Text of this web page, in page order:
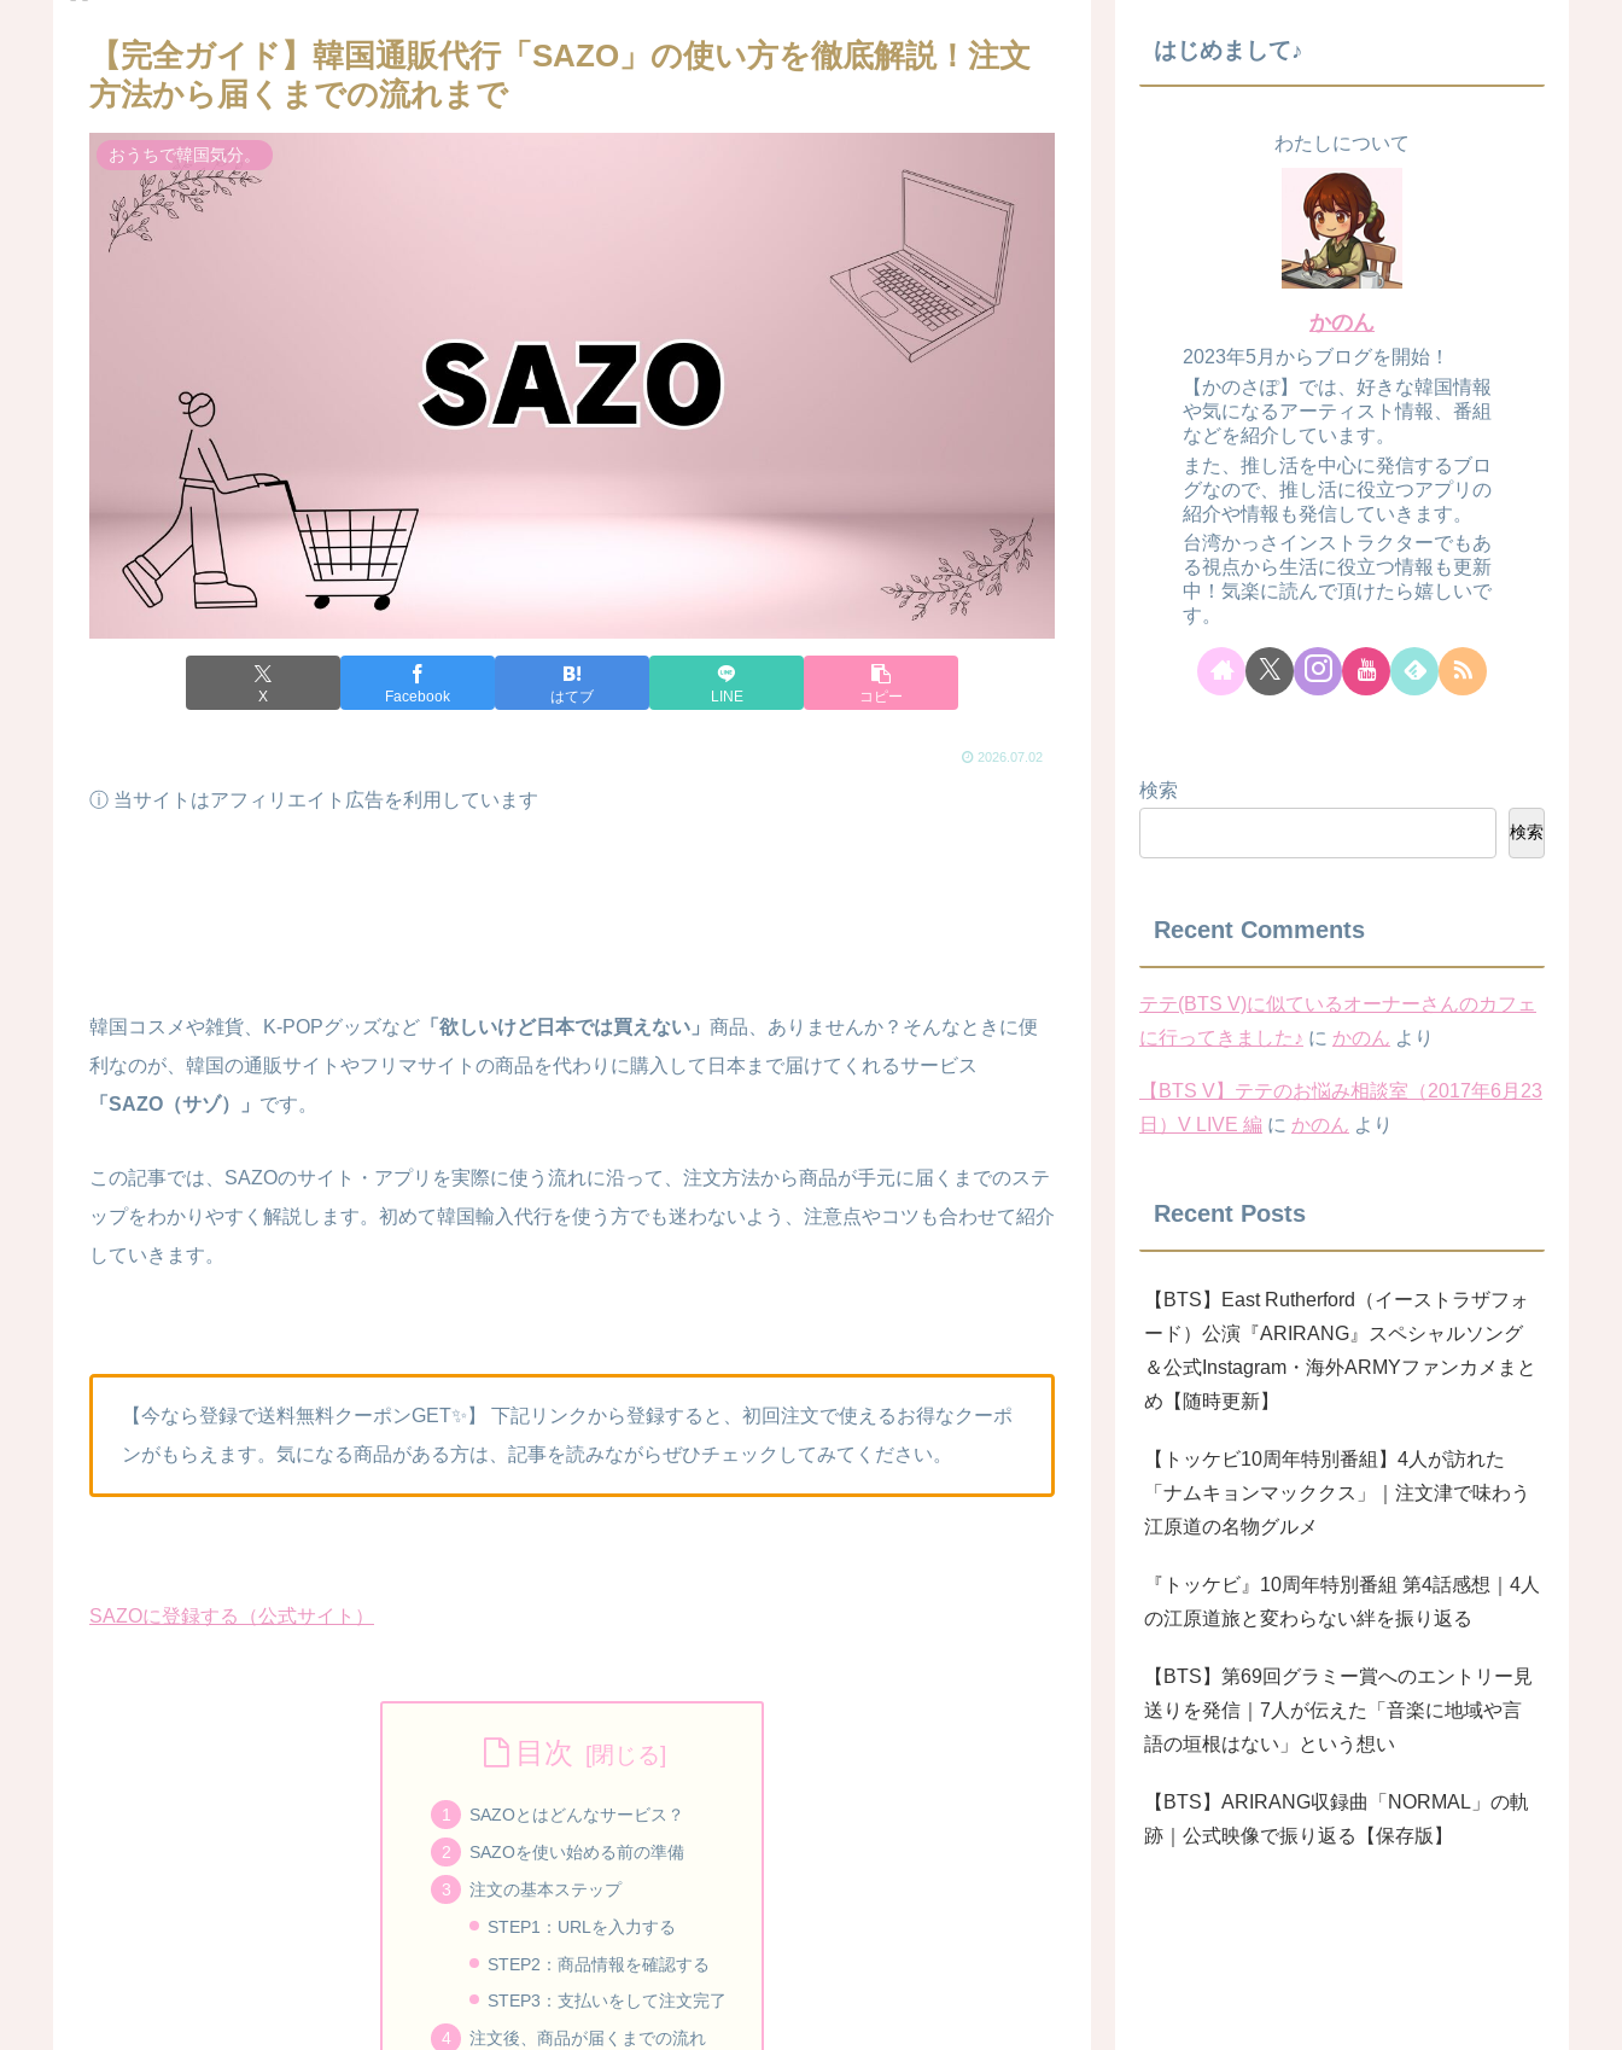
【完全ガイド】韓国通販代行「SAZO」の使い方を徹底解説！注文
方法から届くまでの流れまで
おうちで韓国気分。
X Facebook はてブ LINE コピー
2026.07.02
ⓘ 当サイトはアフィリエイト広告を利用しています
韓国コスメや雑貨、K-POPグッズなど 「欲しいけど日本では買えない」 商品、ありませんか？そんなときに便
利なのが、韓国の通販サイトやフリマサイトの商品を代わりに購入して日本まで届けてくれるサービス
「SAZO（サゾ）」 です。
この記事では、SAZOのサイト・アプリを実際に使う流れに沿って、注文方法から商品が手元に届くまでのステ
ップをわかりやすく解説します。初めて韓国輸入代行を使う方でも迷わないよう、注意点やコツも合わせて紹介
していきます。
【今なら登録で送料無料クーポンGET✨】 下記リンクから登録すると、初回注文で使えるお得なクーポ
ンがもらえます。気になる商品がある方は、記事を読みながらぜひチェックしてみてください。
SAZOに登録する（公式サイト）
目次
SAZOとはどんなサービス？
SAZOを使い始める前の準備
注文の基本ステップ
STEP1：URLを入力する
STEP2：商品情報を確認する
STEP3：支払いをして注文完了
注文後、商品が届くまでの流れ
はじめまして♪
わたしについて
かのん
2023年5月からブログを開始！
【かのさぽ】では、好きな韓国情報
や気になるアーティスト情報、番組
などを紹介しています。
また、推し活を中心に発信するブロ
グなので、推し活に役立つアプリの
紹介や情報も発信していきます。
台湾かっさインストラクターでもあ
る視点から生活に役立つ情報も更新
中！気楽に読んで頂けたら嬉しいで
す。
検索
検索
Recent Comments
テテ(BTS V)に似ているオーナーさんのカフェ
に行ってきました♪ に かのん より
【BTS V】テテのお悩み相談室（2017年6月23
日）V LIVE 編 に かのん より
Recent Posts
【BTS】East Rutherford（イーストラザフォ
ード）公演『ARIRANG』スペシャルソング
＆公式Instagram・海外ARMYファンカメまと
め【随時更新】
【トッケビ10周年特別番組】4人が訪れた
「ナムキョンマッククス」｜注文津で味わう
江原道の名物グルメ
『トッケビ』10周年特別番組 第4話感想｜4人
の江原道旅と変わらない絆を振り返る
【BTS】第69回グラミー賞へのエントリー見
送りを発信｜7人が伝えた「音楽に地域や言
語の垣根はない」という想い
【BTS】ARIRANG収録曲「NORMAL」の軌
跡｜公式映像で振り返る【保存版】